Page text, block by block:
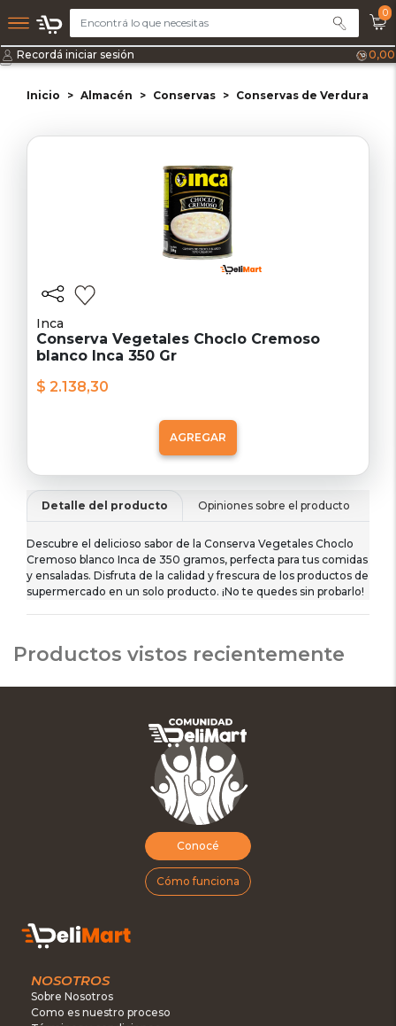
0
Recordá iniciar sesión 0,00
Inicio Almacén Conservas Conservas de Verdura y
Inca
Conserva Vegetales Choclo Cremoso
blanco Inca 350 Gr
$ 2.138,30
AGREGAR
Detalle del producto Opiniones sobre el producto
Descubre el delicioso sabor de la Conserva Vegetales Choclo
Cremoso blanco Inca de 350 gramos, perfecta para tus comidas
y ensaladas. Disfruta de la calidad y frescura de los productos de
supermercado en un solo producto. ¡No te quedes sin probarlo!
Productos vistos recientemente
Conocé
Cómo funciona
NOSOTROS
Sobre Nosotros
Como es nuestro proceso